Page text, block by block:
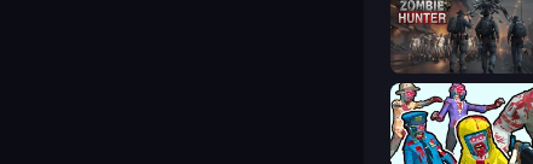
Zombie Hunter